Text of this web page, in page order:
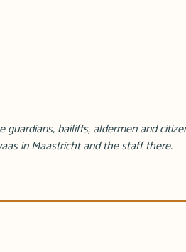
bailiffs, aldermen and
in Maastricht and the staff there.